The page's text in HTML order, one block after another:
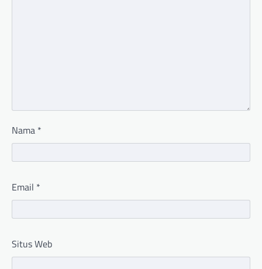
Nama *
Email *
Situs Web